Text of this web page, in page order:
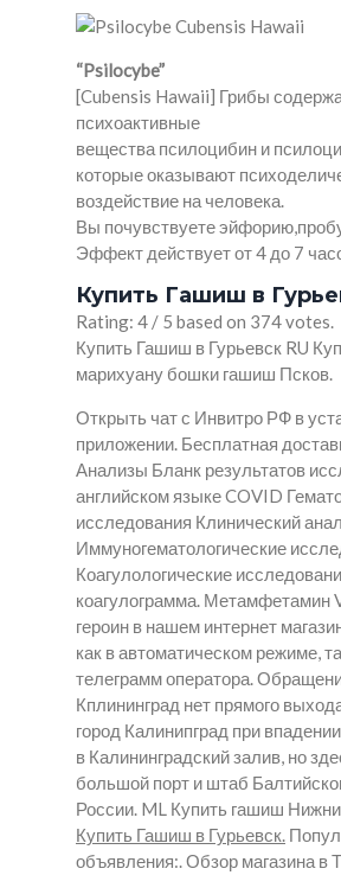
“Psilocybe”
[Cubensis Hawaii] Грибы
психоактивные
вещества псилоцибин и
которые оказывают
воздействие на человека.
Вы почувствуете
Эффект действует от 4 до 7
Купить Гашиш в
Rating: 4 / 5 based on 374 votes.
Купить Гашиш в Гурьевск RU
марихуану бошки гашиш Псков.
Открыть чат с Инвитро РФ в
приложении. Бесплатная
Анализы Бланк результатов
английском языке COVID
исследования Клинический
Иммуногематологические
Коагулологические
коагулограмма. Метамфетамин
героин в нашем интернет
как в автоматическом режиме,
телеграмм оператора.
Кплининград нет прямого
город Калинипград при
в Калининградский залив, но
большой порт и штаб
России. ML Купить гашиш
Купить Гашиш в Гурьевск.
объявления:. Обзор магазина в